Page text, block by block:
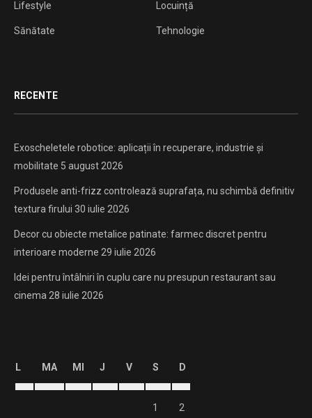
Lifestyle Locuință
Sănătate Tehnologie
RECENTE
Exoscheletele robotice: aplicații în recuperare, industrie și
mobilitate 5 august 2026
Produsele anti-frizz controlează suprafața, nu schimbă definitiv
textura firului 30 iulie 2026
Decor cu obiecte metalice patinate: farmec discret pentru
interioare moderne 29 iulie 2026
Idei pentru întâlniri în cuplu care nu presupun restaurant sau
cinema 28 iulie 2026
L MA MI J V S D
1 2